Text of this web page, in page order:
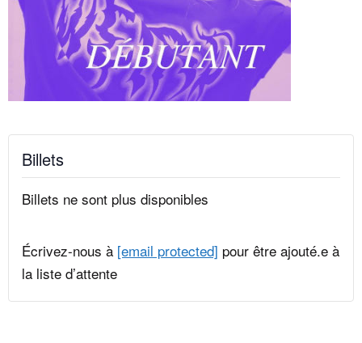
Billets
Billets ne sont plus disponibles
Écrivez-nous à [email protected] pour être ajouté.e à
la liste d’attente